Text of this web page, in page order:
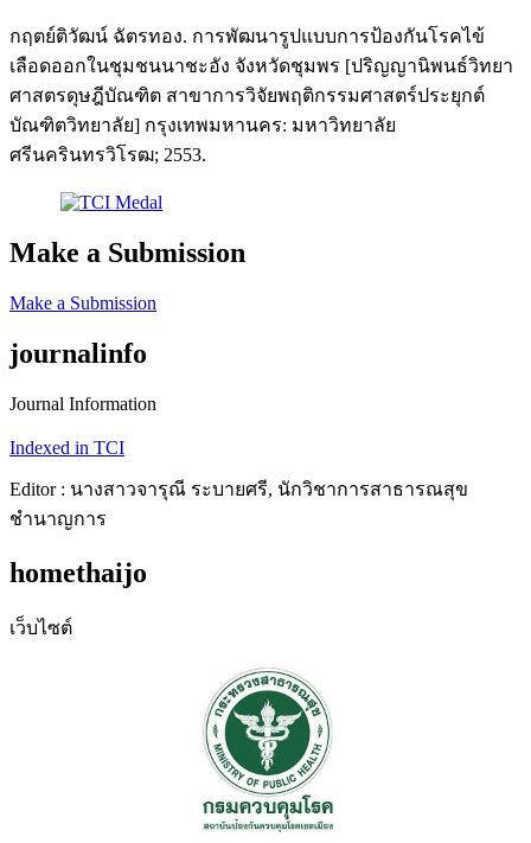
กฤตย์ติวัฒน์ ฉัตรทอง. การพัฒนารูปแบบการป้องกันโรคไข้
เลือดออกในชุมชนนาชะอัง จังหวัดชุมพร [ปริญญานิพนธ์วิทยา
ศาสตรดุษฎีบัณฑิต สาขาการวิจัยพฤติกรรมศาสตร์ประยุกต์
บัณฑิตวิทยาลัย] กรุงเทพมหานคร: มหาวิทยาลัย
ศรีนครินทรวิโรฒ; 2553.
Make a Submission
Make a Submission
journalinfo
Journal Information
Indexed in TCI
Editor : นางสาวจารุณี ระบายศรี, นักวิชาการสาธารณสุข
ชำนาญการ
homethaijo
เว็บไซต์